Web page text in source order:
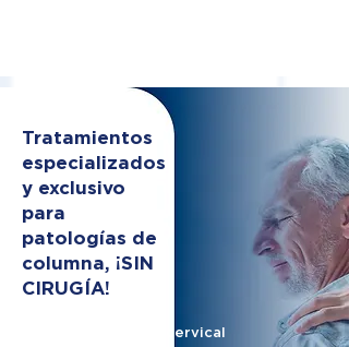
Tratamientos
especializados
y exclusivo
para
patologías de
columna, ¡SIN
CIRUGÍA!
Hernia de disco cervical